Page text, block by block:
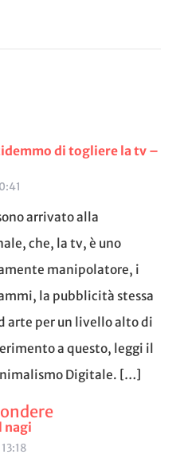
di togliere la tv –
arrivato alla
che, la tv, è uno
manipolatore, i
la pubblicità stessa
arte per un livello alto di
a questo, leggi il
Digitale. […]
nagi